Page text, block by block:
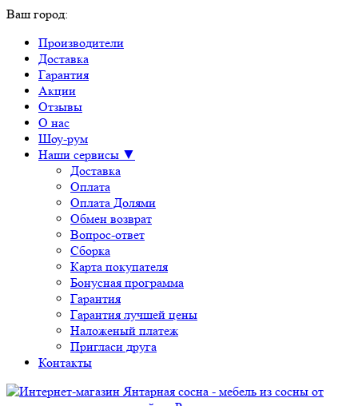
Ваш город:
Производители
Доставка
Гарантия
Акции
Отзывы
О нас
Шоу-рум
Наши сервисы ▼
Доставка
Оплата
Оплата Долями
Обмен возврат
Вопрос-ответ
Сборка
Карта покупателя
Бонусная программа
Гарантия
Гарантия лучшей цены
Наложеный платеж
Пригласи друга
Контакты